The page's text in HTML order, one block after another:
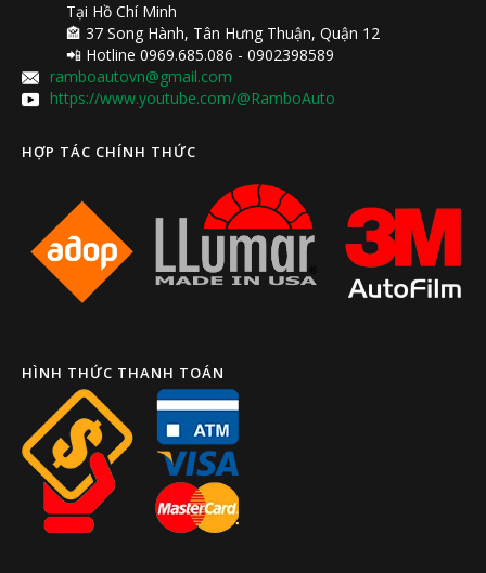
Tại Hồ Chí Minh
🏤 37 Song Hành, Tân Hưng Thuận, Quận 12
📲 Hotline 0969.685.086 - 0902398589
ramboautovn@gmail.com
https://www.youtube.com/@RamboAuto
HỢP TÁC CHÍNH THỨC
HÌNH THỨC THANH TOÁN